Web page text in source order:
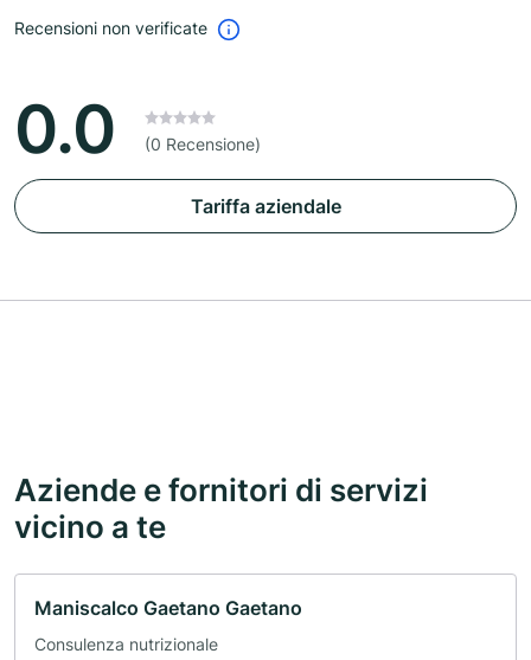
Recensioni non verificate
0.0 (0 Recensione)
Tariffa aziendale
Aziende e fornitori di servizi
vicino a te
Maniscalco Gaetano Gaetano
Consulenza nutrizionale